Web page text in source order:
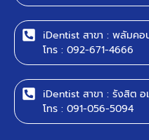
iDentist สาขา : พลัมค
โทร : 092-671-4666
iDentist สาขา : รังสิต อ
โทร : 091-056-5094